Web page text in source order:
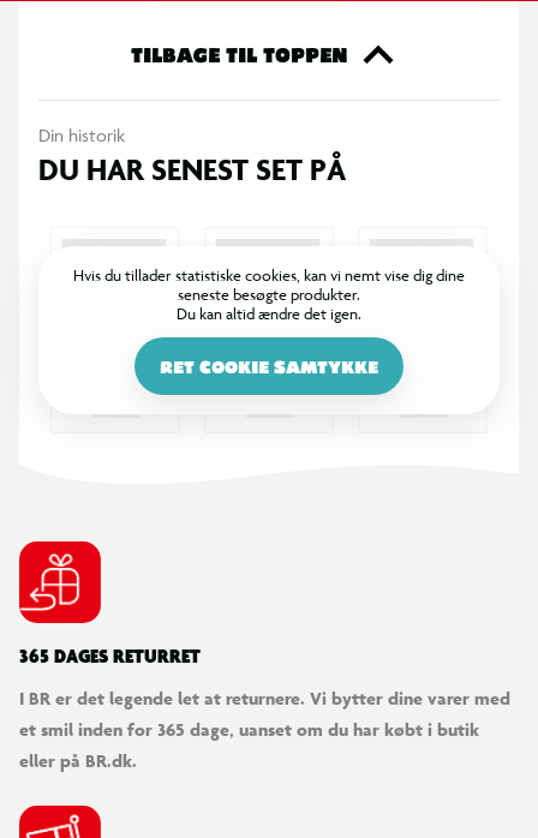
TILBAGE TIL TOPPEN
Din historik
DU HAR SENEST SET PÅ
Hvis du tillader statistiske cookies, kan vi nemt vise dig dine
seneste besøgte produkter.
Du kan altid ændre det igen.
RET COOKIE SAMTYKKE
365 DAGES RETURRET
I BR er det legende let at returnere. Vi bytter dine varer med
et smil inden for 365 dage, uanset om du har købt i butik
eller på BR.dk.